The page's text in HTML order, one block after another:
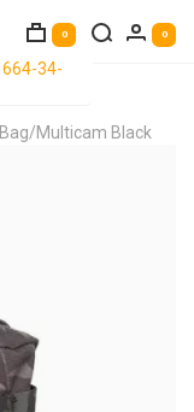
0 0
34-
Multicam Black